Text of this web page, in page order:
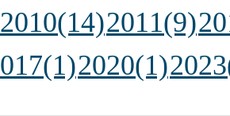
2010(14)2011(9)
2020(1)